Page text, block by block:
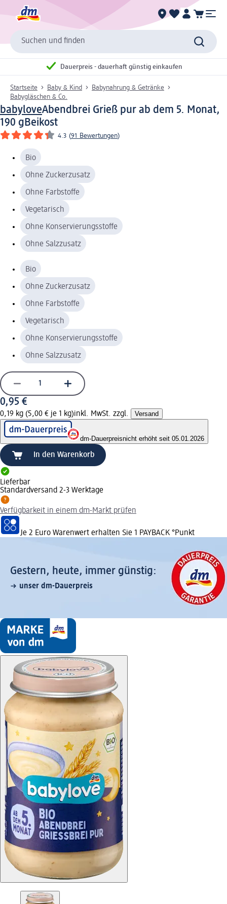
Suchen und finden
Dauerpreis - dauerhaft günstig einkaufen
Startseite Baby & Kind
Babynahrung & Getränke
Babygläschen & Co.
babyloveAbendbrei Grieß pur ab dem 5. Monat,
190 gBeikost
4.3 (91 Bewertungen)
Bio
Ohne Zuckerzusatz
Ohne Farbstoffe
Vegetarisch
Ohne Konservierungsstoffe
Ohne Salzzusatz
Bio
Ohne Zuckerzusatz
Ohne Farbstoffe
Vegetarisch
Ohne Konservierungsstoffe
Ohne Salzzusatz
0,95 €
0,19 kg (5,00 € je 1 kg)inkl. MwSt. zzgl. Versand
dm-Dauerpreisnicht erhöht seit 05.01.2026
In den Warenkorb
Lieferbar
Standardversand 2-3 Werktage
Verfügbarkeit in einem dm-Markt prüfen
Je 2 Euro Warenwert erhalten Sie 1 PAYBACK °Punkt
Gestern, heute, immer günstig:
unser dm-Dauerpreis